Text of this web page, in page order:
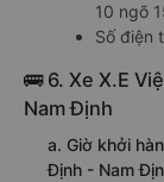
10 ngõ
Số điện
🚌 6. Xe X.E
Nam Định
a. Giờ khởi
Định - Nam